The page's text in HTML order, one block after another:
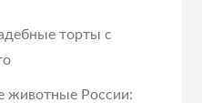
торты с
животные России: